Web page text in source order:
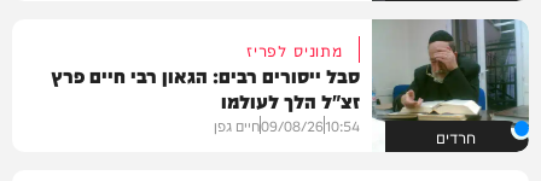
חרדים
מתוניס לפריז
סבל ייסורים רבים: הגאון רבי חיים פרץ
זצ"ל הלך לעולמו
10:54
09/08/26חיים גפן